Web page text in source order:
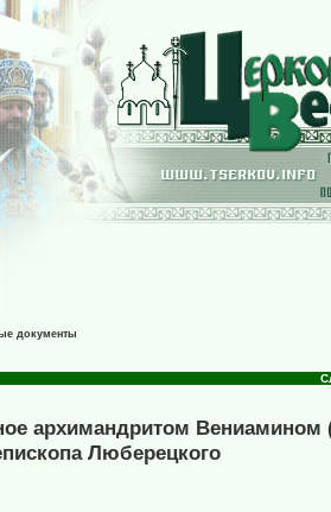
документы
архимандритом Вениамином
Люберецкого